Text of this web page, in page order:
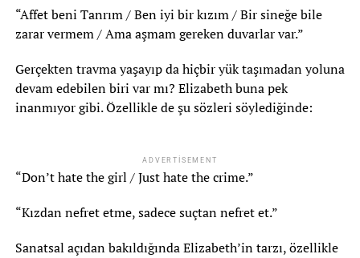
“Affet beni Tanrım / Ben iyi bir kızım / Bir sineğe bile
zarar vermem / Ama aşmam gereken duvarlar var.”
Gerçekten travma yaşayıp da hiçbir yük taşımadan yoluna
devam edebilen biri var mı? Elizabeth buna pek
inanmıyor gibi. Özellikle de şu sözleri söylediğinde:
ADVERTISEMENT
“Don’t hate the girl / Just hate the crime.”
“Kızdan nefret etme, sadece suçtan nefret et.”
Sanatsal açıdan bakıldığında Elizabeth’in tarzı, özellikle